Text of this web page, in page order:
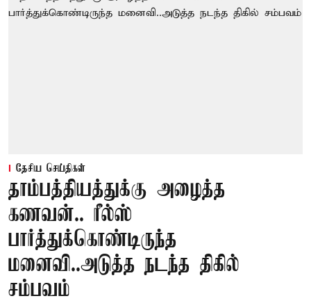
தேசிய செய்திகள்
தாம்பத்தியத்துக்கு அழைத்த
கணவன்.. ரீல்ஸ்
பார்த்துக்கொண்டிருந்த
மனைவி..அடுத்த நடந்த திகில்
சம்பவம்